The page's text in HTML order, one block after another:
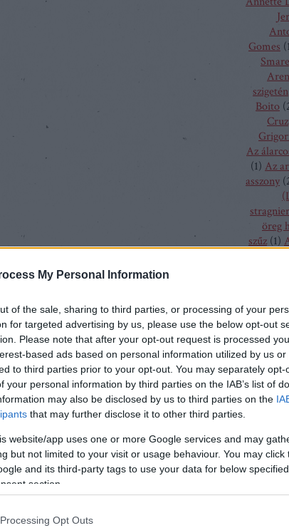
My Personal Information
of the sale, sharing to third parties, or processing of your
for targeted advertising by us, please use the below opt-out
Please note that after your opt-out request is processed
based ads based on personal information utilized by us or
to third parties prior to your opt-out. You may separately opt-
your personal information by third parties on the IAB’s list of
may also be disclosed by us to third parties on the
that may further disclose it to other third parties.
website/app uses one or more Google services and may
but not limited to your visit or usage behaviour. You may click
and its third-party tags to use your data for below
section.
Opt Outs
Gomes (
szigetén
Boito (
Cruz
Az
(1) Az
asszony (
öreg
szűz (1)
A
A láng (
(2) A